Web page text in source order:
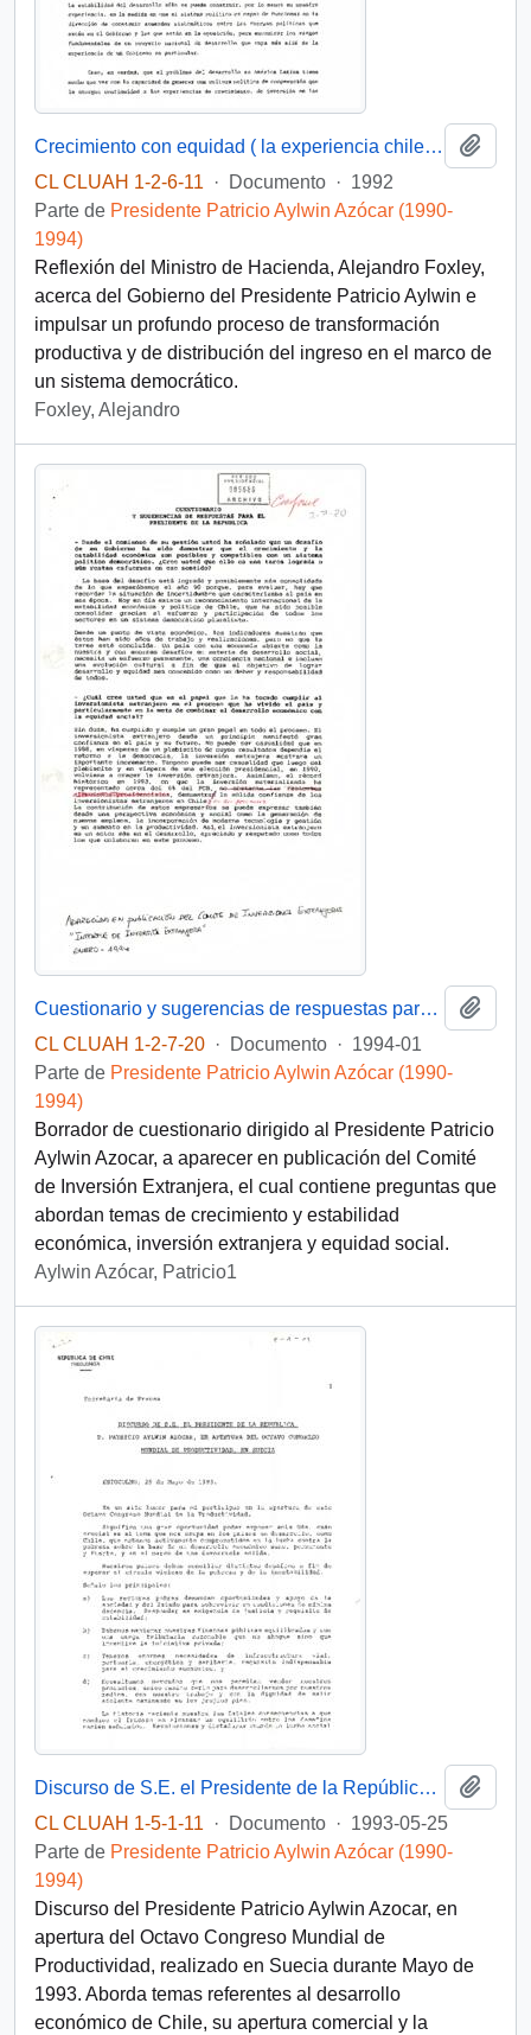
Crecimiento con equidad ( la experiencia chilena)
CL CLUAH 1-2-6-11
· Documento · 1992
Parte de Presidente Patricio Aylwin Azócar (1990-
1994)
Reflexión del Ministro de Hacienda, Alejandro Foxley,
acerca del Gobierno del Presidente Patricio Aylwin e
impulsar un profundo proceso de transformación
productiva y de distribución del ingreso en el marco de
un sistema democrático.
Foxley, Alejandro
Cuestionario y sugerencias de respuestas para el Presidente de la República.
CL CLUAH 1-2-7-20 · Documento · 1994-01
Parte de Presidente Patricio Aylwin Azócar (1990-
1994)
Borrador de cuestionario dirigido al Presidente Patricio
Aylwin Azocar, a aparecer en publicación del Comité
de Inversión Extranjera, el cual contiene preguntas que
abordan temas de crecimiento y estabilidad
económica, inversión extranjera y equidad social.
Aylwin Azócar, Patricio1
Discurso de S.E. el Presidente de la República, D. Patricio Aylwin Azocar, en apertura del Octavo Congreso Mundial de Productividad, en Suecia.
CL CLUAH 1-5-1-11
· Documento · 1993-05-25
Parte de Presidente Patricio Aylwin Azócar (1990-
1994)
Discurso del Presidente Patricio Aylwin Azocar, en
apertura del Octavo Congreso Mundial de
Productividad, realizado en Suecia durante Mayo de
1993. Aborda temas referentes al desarrollo
económico de Chile, su apertura comercial y la